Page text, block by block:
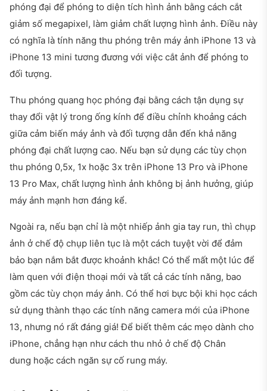
phóng đại để phóng to diện tích hình ảnh bằng cách cắt
giảm số megapixel, làm giảm chất lượng hình ảnh. Điều này
có nghĩa là tính năng thu phóng trên máy ảnh iPhone 13 và
iPhone 13 mini tương đương với việc cắt ảnh để phóng to
đối tượng.
Thu phóng quang học phóng đại bằng cách tận dụng sự
thay đổi vật lý trong ống kính để điều chỉnh khoảng cách
giữa cảm biến máy ảnh và đối tượng dẫn đến khả năng
phóng đại chất lượng cao. Nếu bạn sử dụng các tùy chọn
thu phóng 0,5x, 1x hoặc 3x trên iPhone 13 Pro và iPhone
13 Pro Max, chất lượng hình ảnh không bị ảnh hưởng, giúp
máy ảnh mạnh hơn đáng kể.
Ngoài ra, nếu bạn chỉ là một nhiếp ảnh gia tay run, thì chụp
ảnh ở chế độ chụp liên tục là một cách tuyệt vời để đảm
bảo bạn nắm bắt được khoảnh khắc! Có thể mất một lúc để
làm quen với điện thoại mới và tất cả các tính năng, bao
gồm các tùy chọn máy ảnh. Có thể hơi bực bội khi học cách
sử dụng thành thạo các tính năng camera mới của iPhone
13, nhưng nó rất đáng giá! Để biết thêm các mẹo dành cho
iPhone, chẳng hạn như cách thu nhỏ ở chế độ Chân
dung hoặc cách ngăn sự cố rung máy.